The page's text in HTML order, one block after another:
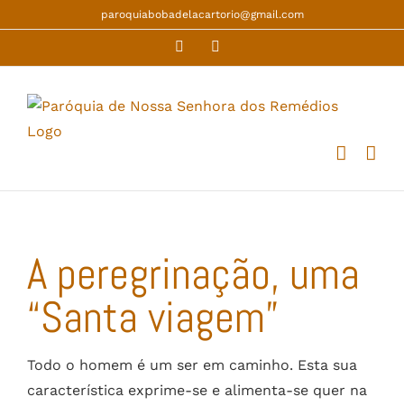
content
paroquiabobadelacartorio@gmail.com
Facebook
A peregrinação, uma
“Santa viagem”
Todo o homem é um ser em caminho. Esta sua
característica exprime-se e alimenta-se quer na